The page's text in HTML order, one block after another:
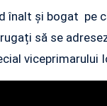
înalt și bogat pe
să se
viceprimarului